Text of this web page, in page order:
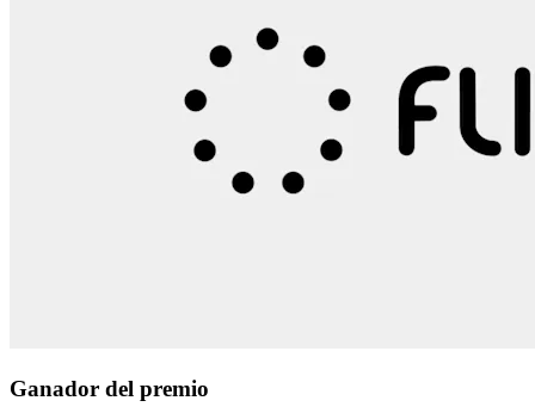
Ganador del premio